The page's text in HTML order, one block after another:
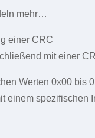
mehr…
einer CRC
mit einer
Werten 0x00 bis
einem